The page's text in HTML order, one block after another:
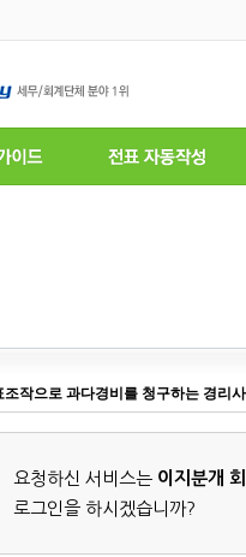
조작으로 과다경비를 청구하는 경리
요청하신 서비스는 이지분개
로그인을 하시겠습니까?